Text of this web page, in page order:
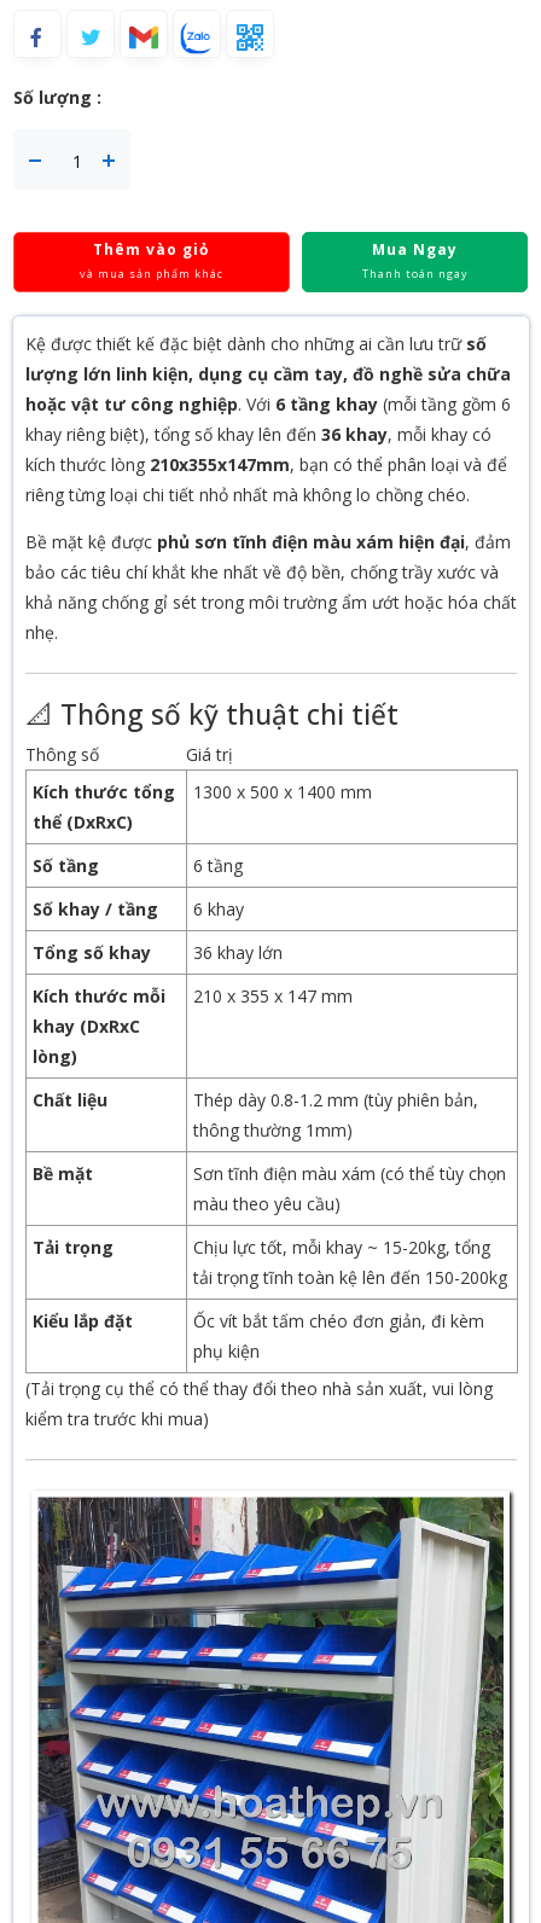
Số lượng :
Thêm vào giỏ
và mua sản phẩm khác
Mua Ngay
Thanh toán ngay
Kệ được thiết kế đặc biệt dành cho những ai cần lưu trữ số
lượng lớn linh kiện, dụng cụ cầm tay, đồ nghề sửa chữa
hoặc vật tư công nghiệp. Với 6 tầng khay(mỗi tầng gồm 6
khay riêng biệt), tổng số khay lên đến 36 khay, mỗi khay có
kích thước lòng 210x355x147mm, bạn có thể phân loại và để
riêng từng loại chi tiết nhỏ nhất mà không lo chồng chéo.
Bề mặt kệ được phủ sơn tĩnh điện màu xám hiện đại, đảm
bảo các tiêu chí khắt khe nhất về độ bền, chống trầy xước và
khả năng chống gỉ sét trong môi trường ẩm ướt hoặc hóa chất
nhẹ.
📐 Thông số kỹ thuật chi tiết
Thông số
Giá trị
Kích thước tổng
thể (DxRxC)
1300 x 500 x 1400 mm
Số tầng
6 tầng
Số khay / tầng
6 khay
Tổng số khay
36 khay lớn
Kích thước mỗi
khay (DxRxC
lòng)
210 x 355 x 147 mm
Chất liệu
Thép dày 0.8-1.2 mm (tùy phiên bản,
thông thường 1mm)
Bề mặt
Sơn tĩnh điện màu xám (có thể tùy chọn
màu theo yêu cầu)
Tải trọng
Chịu lực tốt, mỗi khay ~ 15-20kg, tổng
tải trọng tĩnh toàn kệ lên đến 150-200kg
Kiểu lắp đặt
Ốc vít bắt tấm chéo đơn giản, đi kèm
phụ kiện
(Tải trọng cụ thể có thể thay đổi theo nhà sản xuất, vui lòng
kiểm tra trước khi mua)